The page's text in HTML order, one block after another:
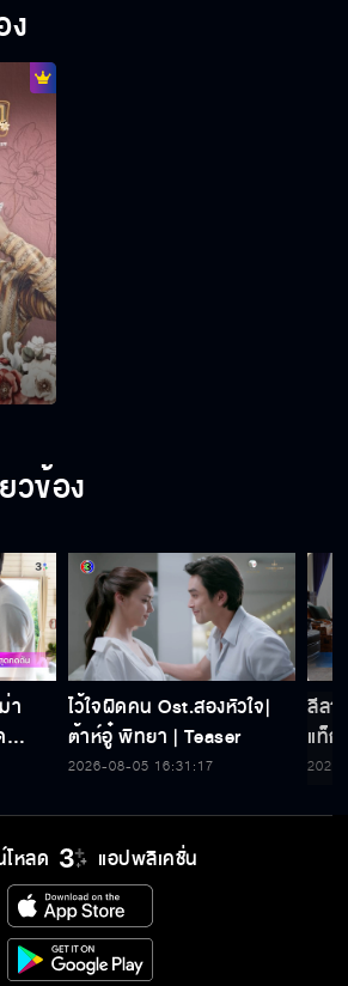
ง
วข้อง
า
ไว้ใจผิดคน Ost.สองหัวใจ|
ต้าห์อู๋ พิทยา | Teaser
2026-08-05 16:31:17
ลีลา
แท็
ขโม
หลด แอปพลิเคชั่น